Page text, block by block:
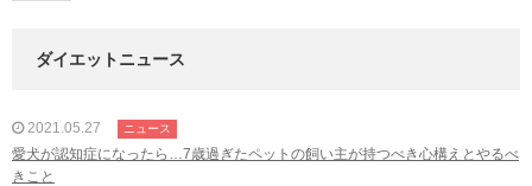
ダイエットニュース
2021.05.27 ニュース
愛犬が認知症になったら…7歳過ぎたペットの飼い主が持つべき心構えとやるべ
きこと